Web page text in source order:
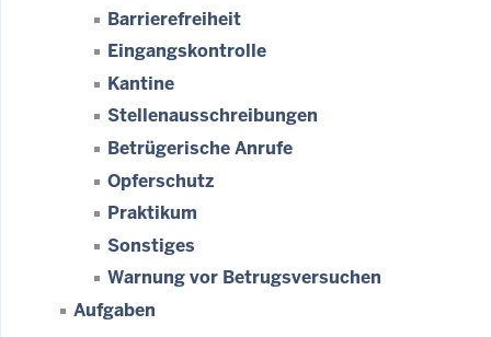
Barrierefreiheit
Eingangskontrolle
Kantine
Stellenausschreibungen
Betrügerische Anrufe
Opferschutz
Praktikum
Sonstiges
Warnung vor Betrugsversuchen
Aufgaben